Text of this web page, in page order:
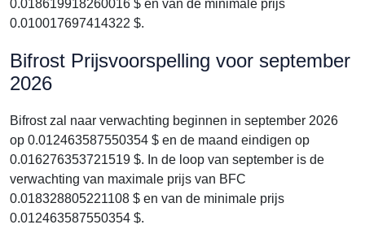
0.018619918260016 $ en van de minimale prijs
0.010017697414322 $.
Bifrost Prijsvoorspelling voor september
2026
Bifrost zal naar verwachting beginnen in september 2026
op 0.012463587550354 $ en de maand eindigen op
0.016276353721519 $. In de loop van september is de
verwachting van maximale prijs van BFC
0.018328805221108 $ en van de minimale prijs
0.012463587550354 $.